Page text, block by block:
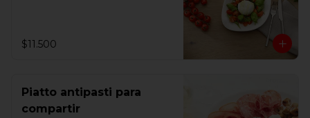
$11.500
Piatto antipasti para
compartir